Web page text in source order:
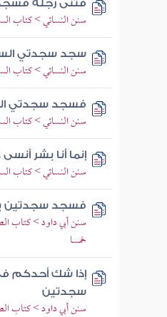
فثنى رجله
سنن النسائي > كتاب
سجد سجدتي
سنن النسائي > كتاب
فسجد سجدتي
سنن النسائي > كتاب
إنما أنا بشر
سنن النسائي > كتاب
فسجد سجدتين
سنن أبي داود > كتاب
خمسا
إذا شك أحدكم
سجدتين
سنن أبي داود > كتاب